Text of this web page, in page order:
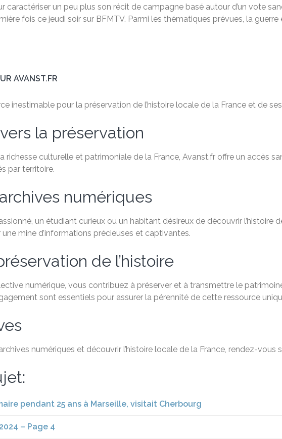
caractériser un peu plus son récit de campagne basé autour d’un vote
fois ce jeudi soir sur BFMTV. Parmi les thématiques prévues, la guerre
AVANST.FR
inestimable pour la préservation de l’histoire locale de la France et de
la préservation
richesse culturelle et patrimoniale de la France, Avanst.fr offre un accès
par territoire.
numériques
un étudiant curieux ou un habitant désireux de découvrir l’histoire
mine d’informations précieuses et captivantes.
de l’histoire
numérique, vous contribuez à préserver et à transmettre le
sont essentiels pour assurer la pérennité de cette ressource
numériques et découvrir l’histoire locale de la France, rendez-vous
pendant 25 ans à Marseille, visitait Cherbourg
– Page 4